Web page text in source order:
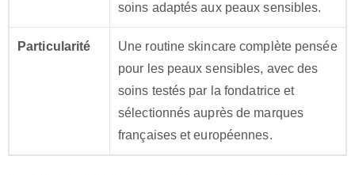
soins adaptés aux peaux sensibles.
Particularité
Une routine skincare complète pensée
pour les peaux sensibles, avec des
soins testés par la fondatrice et
sélectionnés auprès de marques
françaises et européennes.